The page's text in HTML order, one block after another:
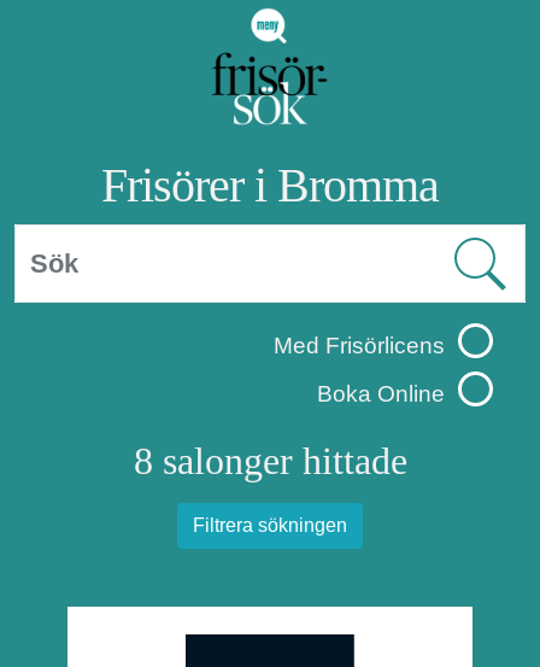
Frisörer i Bromma
Med Frisörlicens
Boka Online
8 salonger hittade
Filtrera sökningen